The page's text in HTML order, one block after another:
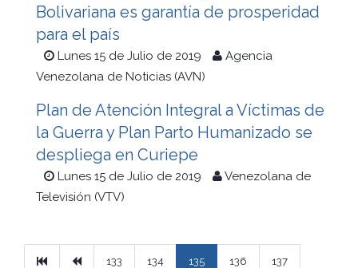
Bolivariana es garantía de prosperidad
para el país
Lunes 15 de Julio de 2019
Agencia
Venezolana de Noticias (AVN)
Plan de Atención Integral a Víctimas de
la Guerra y Plan Parto Humanizado se
despliega en Curiepe
Lunes 15 de Julio de 2019
Venezolana de
Televisión (VTV)
PrimeraPrevious
133 134 135 136 137